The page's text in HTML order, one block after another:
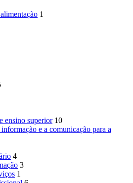
1
ensino superior 10
e a comunicação para a
4
3
1